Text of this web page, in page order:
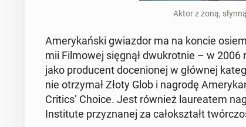
Aktor z żoną,
Ame­ry­kań­ski gwiaz­dor ma na koncie
mii Fil­mo­wej sięgnął dwu­krot­nie – w
jako pro­du­cent do­ce­nio­nej w głównej
nie otrzy­mał Złoty Glob i nagrodę
Critics’ Choice. Jest również lau­re­atem
In­sti­tu­te przy­zna­nej za ca­ło­kształt